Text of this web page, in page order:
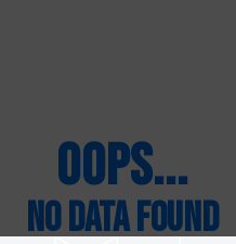
oops...
No data found